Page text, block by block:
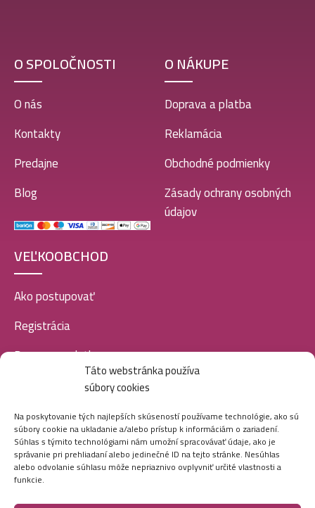
Táto webstránka používa
súbory cookies
Na poskytovanie tých najlepších skúseností používame technológie, ako sú
súbory cookie na ukladanie a/alebo prístup k informáciám o zariadení.
Súhlas s týmito technológiami nám umožní spracovávať údaje, ako je
správanie pri prehliadaní alebo jedinečné ID na tejto stránke. Nesúhlas
alebo odvolanie súhlasu môže nepriaznivo ovplyvniť určité vlastnosti a
funkcie.
O SPOLOČNOSTI
O nás
Kontakty
Predajne
Blog
O NÁKUPE
Doprava a platba
Reklamácia
Obchodné podmienky
Zásady ochrany osobných
údajov
VEĽKOOBCHOD
Ako postupovať
Registrácia
Doprava a platba
SOCIÁLNE SIETE